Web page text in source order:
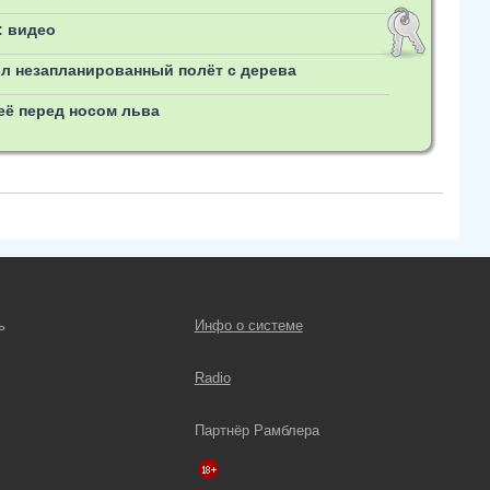
видео
незапланированный полёт с дерева
перед носом льва
Инфо о системе
Radio
Партнёр Рамблера